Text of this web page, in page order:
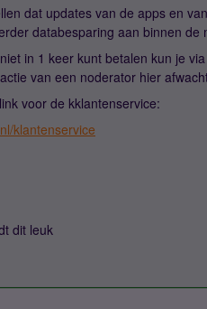
dat updates van de apps en
databesparing aan binnen de
in 1 keer kunt betalen kun je
van een noderator hier
voor de kklantenservice:
klantenservice
dit leuk